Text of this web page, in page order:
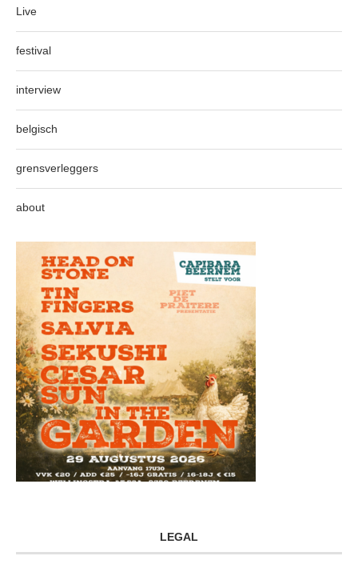
Live
festival
interview
belgisch
grensverleggers
about
LEGAL